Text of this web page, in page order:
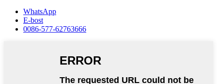
WhatsApp
E-bost
0086-577-62763666